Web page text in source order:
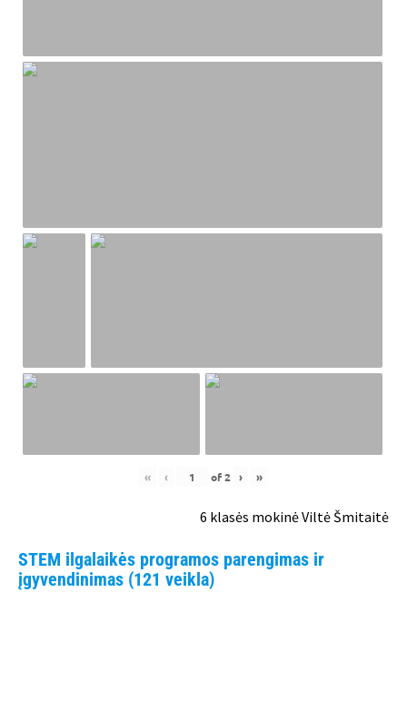
« ‹ of2 › »
6 klasės mokinė Viltė Šmitaitė
STEM ilgalaikės programos parengimas ir
įgyvendinimas (121 veikla)